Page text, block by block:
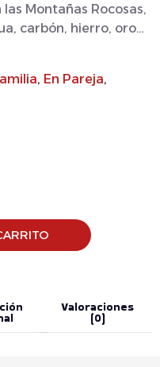
Montañas Rocosas,
carbón, hierro, oro…
, En Pareja,
Valoraciones
(0)